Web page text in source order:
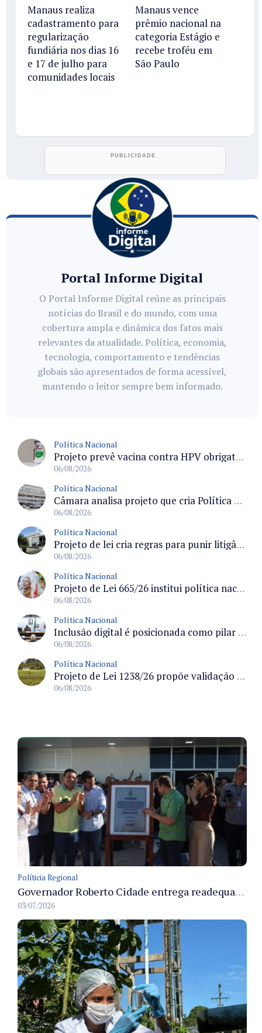
Manaus realiza
cadastramento para
regularização
fundiária nos dias 16
e 17 de julho para
comunidades locais
Manaus vence
prêmio nacional na
categoria Estágio e
recebe troféu em
São Paulo
Portal Informe Digital
O Portal Informe Digital reúne as principais
notícias do Brasil e do mundo, com uma
cobertura ampla e dinâmica dos fatos mais
relevantes da atualidade. Política, economia,
tecnologia, comportamento e tendências
globais são apresentados de forma acessível,
mantendo o leitor sempre bem informado.
Política Nacional
Projeto prevê vacina contra HPV obrigatória e testes moleculares para rastreamento do câncer do colo do útero
06/08/2026
Política Nacional
Câmara analisa projeto que cria Política Nacional de Qualificação e Valorização da Preceptoria na Residência Médica
06/08/2026
Política Nacional
Projeto de lei cria regras para punir litigância abusiva reversa e integrar sistemas do Judiciário
06/08/2026
Política Nacional
Projeto de Lei 665/26 institui política nacional para prevenção ao transfeminicídio e prevê medidas de proteção e reparação
06/08/2026
Política Nacional
Inclusão digital é posicionada como pilar essencial da reurbanização de favelas e periferias
06/08/2026
Política Nacional
Projeto de Lei 1238/26 propõe validação automática do Cadastro Ambiental Rural para imóveis de até quatro módulos fiscais
06/08/2026
Políticia Regional
Governador Roberto Cidade entrega readequação do ambulatório da FCecon e amplia capacidade de atendimento oncológico em Manaus
03/07/2026